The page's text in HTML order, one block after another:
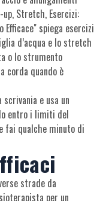
Stretch, Esercizi:
Efficace" spiega esercizi
d’acqua e lo stretch
o lo strumento
corda quando è
e usa un
entro i limiti del
fai qualche minuto di
strade da
per un